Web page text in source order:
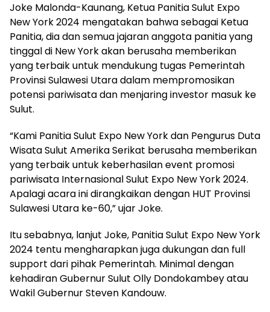
Joke Malonda-Kaunang, Ketua Panitia Sulut Expo
New York 2024 mengatakan bahwa sebagai Ketua
Panitia, dia dan semua jajaran anggota panitia yang
tinggal di New York akan berusaha memberikan
yang terbaik untuk mendukung tugas Pemerintah
Provinsi Sulawesi Utara dalam mempromosikan
potensi pariwisata dan menjaring investor masuk ke
Sulut.
“Kami Panitia Sulut Expo New York dan Pengurus Duta
Wisata Sulut Amerika Serikat berusaha memberikan
yang terbaik untuk keberhasilan event promosi
pariwisata Internasional Sulut Expo New York 2024.
Apalagi acara ini dirangkaikan dengan HUT Provinsi
Sulawesi Utara ke-60,” ujar Joke.
Itu sebabnya, lanjut Joke, Panitia Sulut Expo New York
2024 tentu mengharapkan juga dukungan dan full
support dari pihak Pemerintah. Minimal dengan
kehadiran Gubernur Sulut Olly Dondokambey atau
Wakil Gubernur Steven Kandouw.